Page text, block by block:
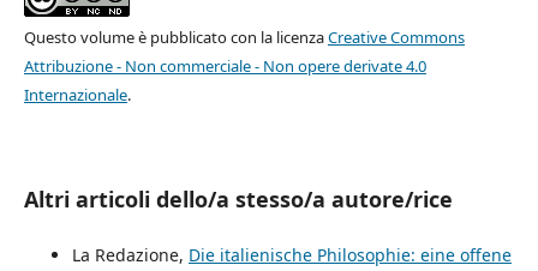
Questo volume è pubblicato con la licenzaCreative Commons
Attribuzione - Non commerciale - Non opere derivate 4.0
Internazionale.
Altri articoli dello/a stesso/a autore/rice
La Redazione, Die italienische Philosophie: eine offene